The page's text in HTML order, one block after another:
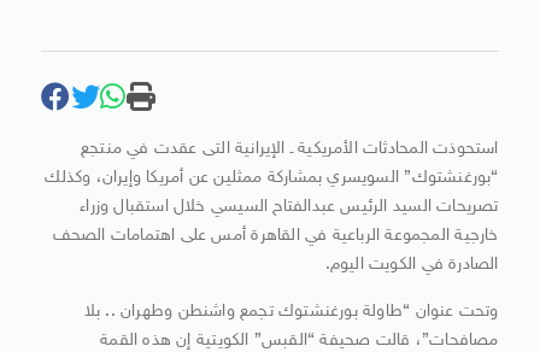
استحوذت المحادثات الأمريكية ـ الإيرانية التى عقدت في منتجع
“بورغنشتوك” السويسري بمشاركة ممثلين عن أمريكا وإيران، وكذلك
تصريحات السيد الرئيس عبدالفتاح السيسي خلال استقبال وزراء
خارجية المجموعة الرباعية في القاهرة أمس على اهتمامات الصحف
الصادرة في الكويت اليوم.
وتحت عنوان “طاولة بورغنشتوك تجمع واشنطن وطهران .. بلا
مصافحات”، قالت صحيفة “القبس” الكويتية إن هذه القمة